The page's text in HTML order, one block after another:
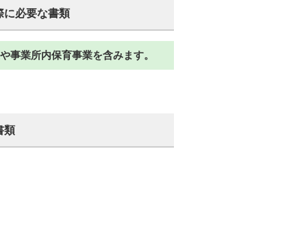
に必要な書類
事業所内保育事業を含みます。
類